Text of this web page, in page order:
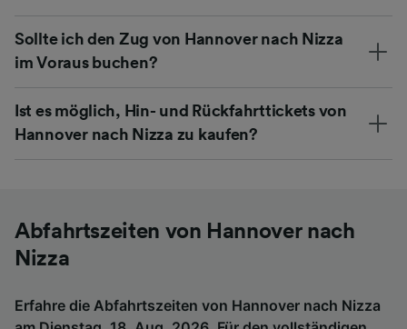
Sollte ich den Zug von Hannover nach Nizza
im Voraus buchen?
Ist es möglich, Hin- und Rückfahrttickets von
Hannover nach Nizza zu kaufen?
Abfahrtszeiten von Hannover nach
Nizza
Erfahre die Abfahrtszeiten von Hannover nach Nizza